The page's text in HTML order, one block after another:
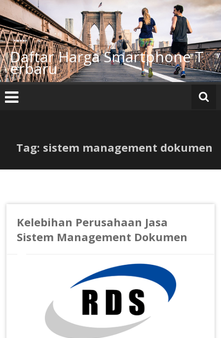
Lompat
ke
konten
Daftar Harga Smartphone T
erbaru
Tag: sistem management dokumen
Kelebihan Perusahaan Jasa
Sistem Management Dokumen